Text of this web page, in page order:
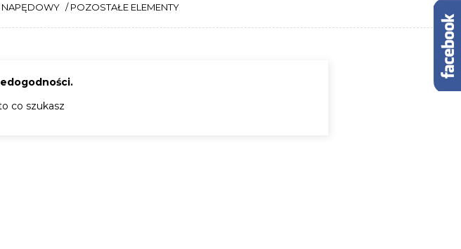
NAPĘDOWY / POZOSTAŁE ELEMENTY
co szukasz